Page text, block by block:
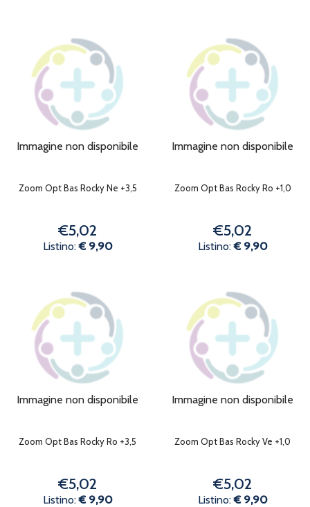
Immagine non disponibile
Zoom Opt Bas Rocky Ne +3,5
€5,02
Listino:€ 9,90
Immagine non disponibile
Zoom Opt Bas Rocky Ro +1,0
€5,02
Listino:€ 9,90
Immagine non disponibile
Zoom Opt Bas Rocky Ro +3,5
€5,02
Listino:€ 9,90
Immagine non disponibile
Zoom Opt Bas Rocky Ve +1,0
€5,02
Listino:€ 9,90